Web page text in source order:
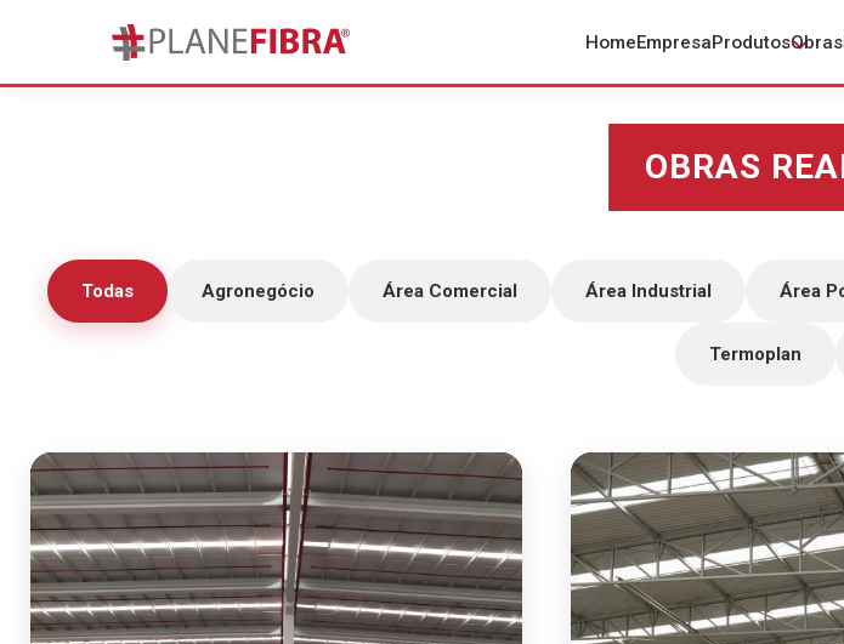
HomeEmpresaProdutosObras
OBRAS
Todas Agronegócio Área Comercial Área Industrial Área
Termoplan